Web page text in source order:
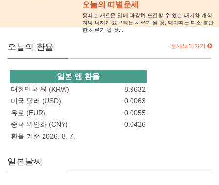
오늘의 띠별운세
용띠는 새로운 일에 과감히 도전할 수 있는 패기와 개척
자의 의지가 요구되는 하루가 될 것, 돼지띠는 다소 불안
한 하루가 될 것...
운세보러가기
오늘의 환율
일본 엔 환율
대한민국 원 (KRW)
8.9632
미국 달러 (USD)
0.0063
유로 (EUR)
0.0055
중국 위안화 (CNY)
0.0426
환율 기준 2026. 8. 7.
일본날씨